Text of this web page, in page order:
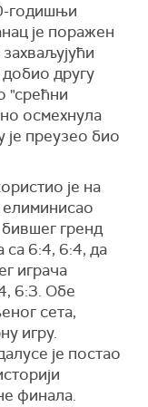
годишњи
је поражен
добио другу
"срећни
осмехнула
је преузео био
је на
бившег гренд
6:4, 6:4, да
играча
6:3. Обе
сета,
игру.
је постао
финала.